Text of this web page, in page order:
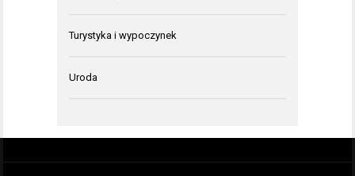
Turystyka i wypoczynek
Uroda